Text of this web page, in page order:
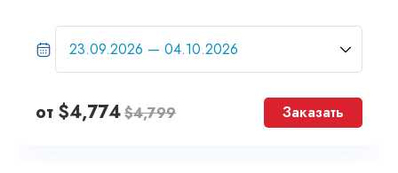
от $4,774$4,799 Заказать